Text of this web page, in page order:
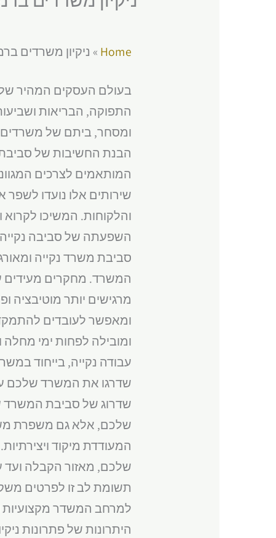
Home
» ניקיון משרדים
בעולם העסקים המהיר
התפוקה, הבריאות
ומסחר, ביתם של משרדים
הבנת החשיבות של סביבת
המותאמים לצרכים
שירותים אלו נועדו
והלקוחות. המשיכו לקרוא
השפעתה של סביבה
סביבת משרד נקייה
המשרד. מחקרים מעידים
מרגישים יותר
ומאפשר לעובדים
ומובילה לפחות ימי מחלה
עבודה נקייה, בייחוד
שדרגו את המשרד שלכם
שדרוג של סביבת המשרד
שלכם, אלא גם משפרת
המעודדת מיקוד
שלכם, מאזור הקבלה ועד
תשומת לב זו לפרטים
למרחב המשדר מקצועיות
היתרונות של פתרונות